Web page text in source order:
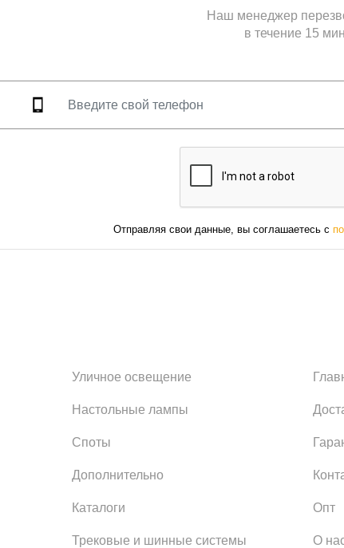
Наш менеджер
в течение 15
Отправляя свои данные, вы соглашаетесь с
Уличное освещение
Настольные лампы
Споты
Дополнительно
Каталоги
Трековые и шинные системы
Опт
О